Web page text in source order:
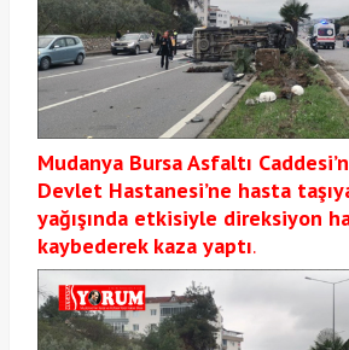
Mudanya Bursa Asfaltı
Devlet Hastanesi’ne hasta
yağışında etkisiyle direksiyon
kaybederek kaza yaptı.